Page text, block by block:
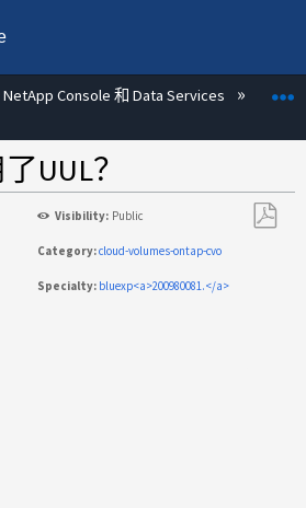
层次
NetApp Console 和 Data Services
UUL？
Visibility: Public
Category:cloud-volumes-ontap-cvo
Specialty: bluexp<a>200980081.</a>